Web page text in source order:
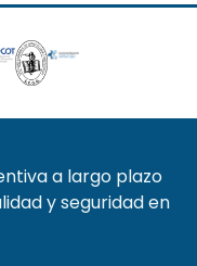
a largo plazo
y seguridad en